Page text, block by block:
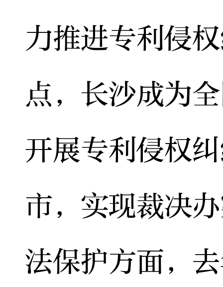
力推进专利侵
点，长沙成为
开展专利侵权
市，实现裁决
法保护方面，